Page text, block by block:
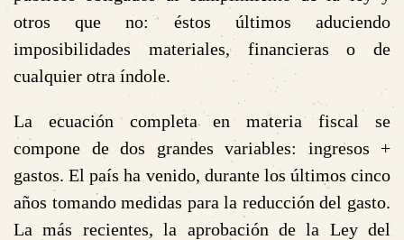
otros que no: éstos últimos aduciendo
imposibilidades materiales, financieras o de
cualquier otra índole.
La ecuación completa en materia fiscal se
compone de dos grandes variables: ingresos +
gastos. El país ha venido, durante los últimos cinco
años tomando medidas para la reducción del gasto.
La más recientes, la aprobación de la Ley del